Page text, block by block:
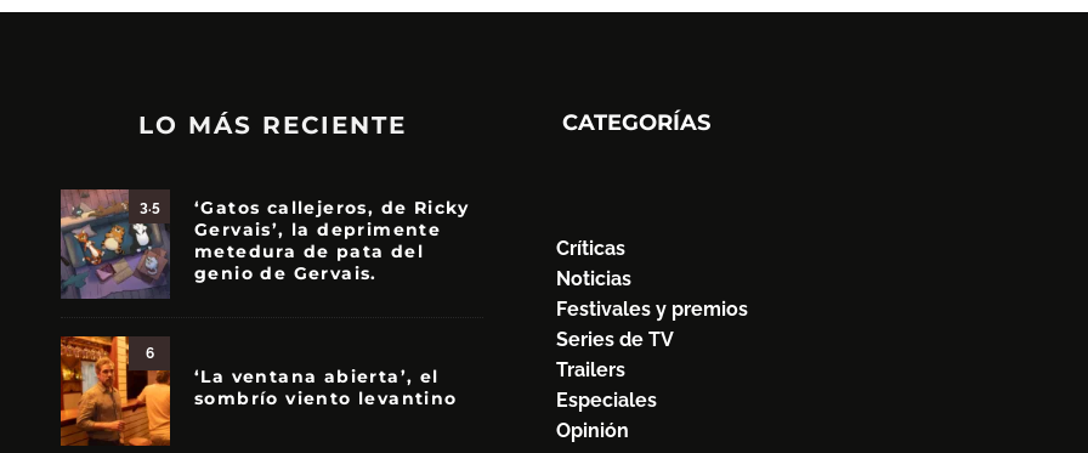
LO MÁS RECIENTE
3.5
‘Gatos callejeros, de Ricky
Gervais’, la deprimente
metedura de pata del
genio de Gervais.
6
‘La ventana abierta’, el
sombrío viento levantino
CATEGORÍAS
Críticas
Noticias
Festivales y premios
Series de TV
Trailers
Especiales
Opinión